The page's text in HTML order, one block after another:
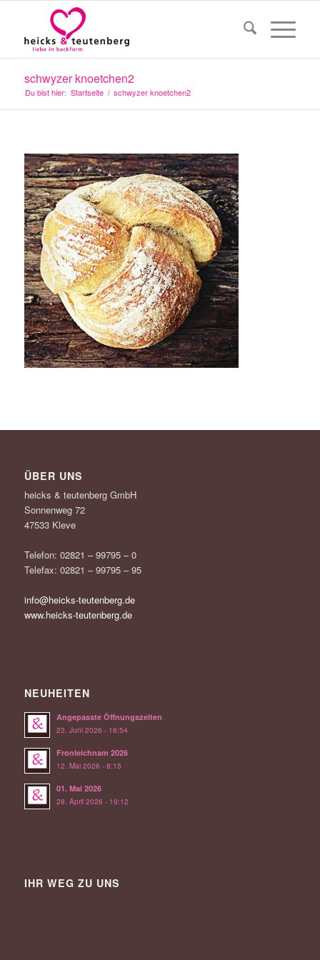
schwyzer knoetchen2
Du bist hier: Startseite / schwyzer knoetchen2
ÜBER UNS
heicks & teutenberg GmbH
Sonnenweg 72
47533 Kleve
Telefon: 02821 – 99795 – 0
Telefax: 02821 – 99795 – 95
info@heicks-teutenberg.de
www.heicks-teutenberg.de
NEUHEITEN
Angepasste Öffnungszeiten
23. Juni 2026 - 16:54
Fronleichnam 2026
12. Mai 2026 - 8:15
01. Mai 2026
28. April 2026 - 19:12
IHR WEG ZU UNS